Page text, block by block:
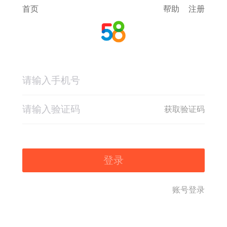
首页 帮助 注册
获取验证码
登录
账号登录